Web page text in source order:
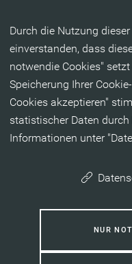
Durch die Nutzung
einverstanden, dass
notwendie Cookies"
Speicherung Ihrer
Cookies akzeptieren"
statistischer Daten
Informationen unter
NUR